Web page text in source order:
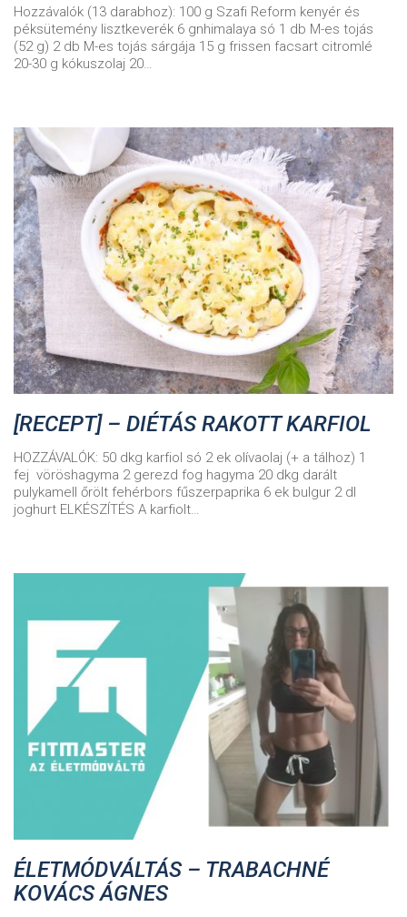
Hozzávalók (13 darabhoz): 100 g Szafi Reform kenyér és
péksütemény lisztkeverék 6 gnhimalaya só 1 db M-es tojás
(52 g) 2 db M-es tojás sárgája 15 g frissen facsart citromlé
20-30 g kókuszolaj 20…
[RECEPT] – DIÉTÁS RAKOTT KARFIOL
HOZZÁVALÓK: 50 dkg karfiol só 2 ek olívaolaj (+ a tálhoz) 1
fej vöröshagyma 2 gerezd fog hagyma 20 dkg darált
pulykamell őrölt fehérbors fűszerpaprika 6 ek bulgur 2 dl
joghurt ELKÉSZÍTÉS A karfiolt…
ÉLETMÓDVÁLTÁS – TRABACHNÉ
KOVÁCS ÁGNES